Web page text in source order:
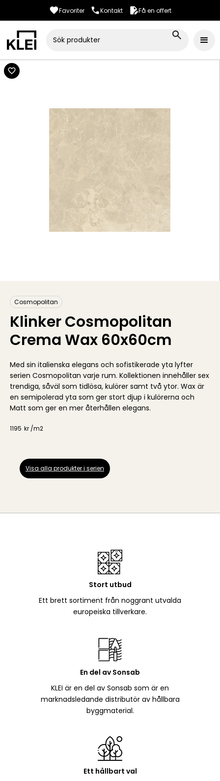
Favoriter Kontakt Få en offert
Cosmopolitan
Klinker Cosmopolitan
Crema Wax 60x60cm
Med sin italienska elegans och sofistikerade yta lyfter
serien Cosmopolitan varje rum. Kollektionen innehåller sex
trendiga, såväl som tidlösa, kulörer samt två ytor. Wax är
en semipolerad yta som ger stort djup i kulörerna och
Matt som ger en mer återhållen elegans.
1195 kr /m2
Visa alla produkter i serien
Stort utbud
Ett brett sortiment från noggrant utvalda
europeiska tillverkare.
En del av Sonsab
KLEI är en del av Sonsab som är en
marknadsledande distributör av hållbara
byggmaterial.
Ett hållbart val